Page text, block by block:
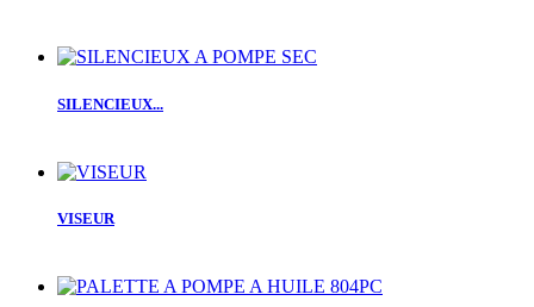
SILENCIEUX...
VISEUR